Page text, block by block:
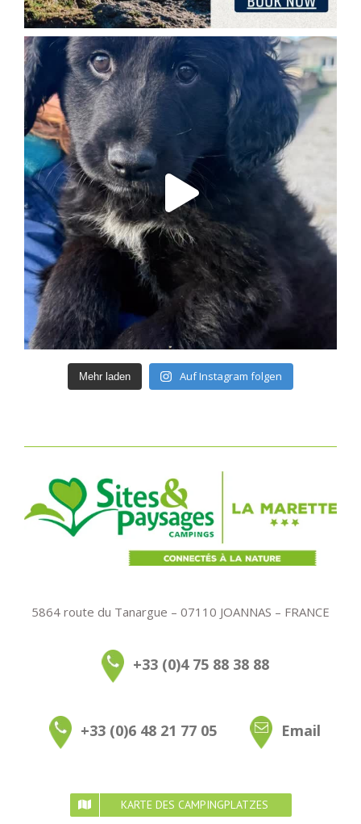
Mehr laden Auf Instagram folgen
5864 route du Tanargue – 07110 JOANNAS – FRANCE
+33 (0)4 75 88 38 88
+33 (0)6 48 21 77 05 Email
KARTE DES CAMPINGPLATZES